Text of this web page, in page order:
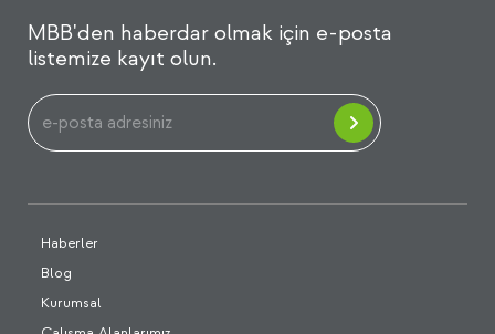
MBB'den haberdar olmak için e-posta
listemize kayıt olun.
Haberler
Blog
Kurumsal